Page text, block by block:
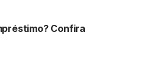
Confira